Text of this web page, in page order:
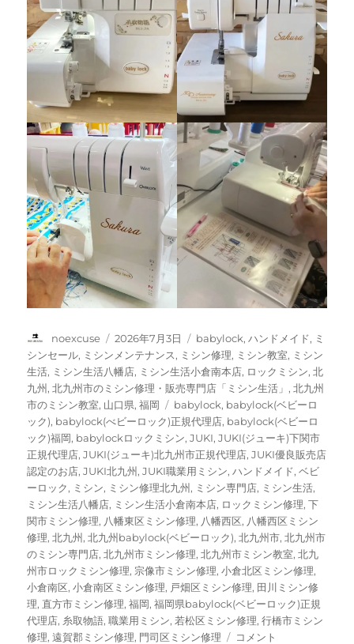
投
稿
者
noexcuse
投
稿
日:
2026年7月3日
カ
テ
ゴ
リ
ー
babylock,ハンドメイド, ミ
シンセール, ミシンメンテナンス, ミシン修理, ミシン教室, ミシン
生活, ミシン生活八幡店, ミシン生活小倉南本店, ロックミシン,北
九州 ,北九州市のミシン修理・販売専門店「ミシン生活」 ,北九州
市のミシン教室, 山口県,福岡
タ
グ
babylock, babylock(ベビーロ
ック), babylock(べビーロック)正規代理店, babylock(ベビーロ
ック)福岡, babylockロックミシン,JUKI,JUKI(ジューキ)下関市
正規代理店,JUKI(ジューキ)北九州市正規代理店,JUKI優良販売店
認定のお店,JUKI北九州 ,JUKI職業用ミシン,ハンドメイド,ベビ
ーロック, ミシン, ミシン修理北九州 , ミシン専門店, ミシン生活,
ミシン生活八幡店, ミシン生活小倉南本店, ロックミシン修理,下
関市ミシン修理, 八幡東区ミシン修理, 八幡西区, 八幡西区ミシン
修理,北九州 ,北九州babylock(ベビーロック),北九州市,北九州市
のミシン専門店,北九州市ミシン修理,北九州市ミシン教室,北九
州市ロックミシン修理, 宗像市ミシン修理,小倉北区ミシン修理,
小倉南区,小倉南区ミシン修理, 戸畑区ミシン修理, 田川ミシン修
理, 直方市ミシン修理,福岡,福岡県babylock(ベビーロック)正規
代理店, 糸取物語,職業用ミシン, 若松区ミシン修理,行橋市ミシン
修理,遠賀郡ミシン修理, 門司区ミシン修理
【baby
コメント